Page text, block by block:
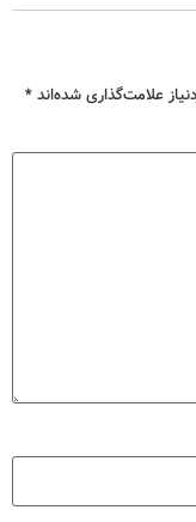
علامت‌گذاری شده‌اند*